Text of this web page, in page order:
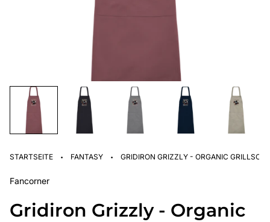
STARTSEITE · FANTASY · GRIDIRON GRIZZLY - ORGANIC
Fancorner
Gridiron Grizzly - Organic